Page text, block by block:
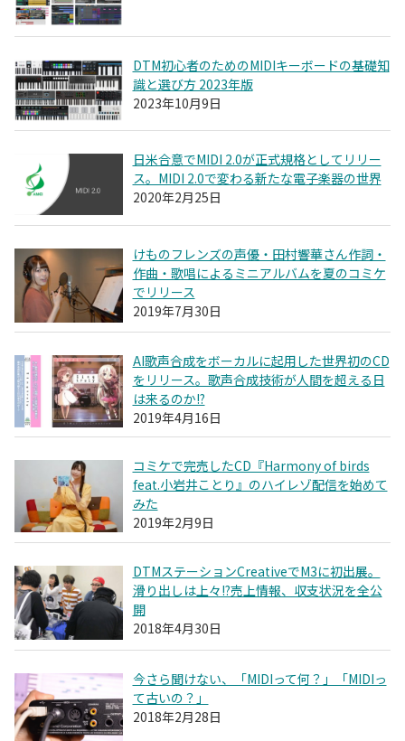
DTM初心者のためのMIDIキーボードの基礎知
識と選び方 2023年版
2023年10月9日
日米合意でMIDI 2.0が正式規格としてリリー
ス。MIDI 2.0で変わる新たな電子楽器の世界
2020年2月25日
けものフレンズの声優・田村響華さん作詞・
作曲・歌唱によるミニアルバムを夏のコミケ
でリリース
2019年7月30日
AI歌声合成をボーカルに起用した世界初のCD
をリリース。歌声合成技術が人間を超える日
は来るのか!?
2019年4月16日
コミケで完売したCD『Harmony of birds
feat.小岩井ことり』のハイレゾ配信を始めて
みた
2019年2月9日
DTMステーションCreativeでM3に初出展。
滑り出しは上々!?売上情報、収支状況を全公
開
2018年4月30日
今さら聞けない、「MIDIって何？」「MIDIっ
て古いの？」
2018年2月28日